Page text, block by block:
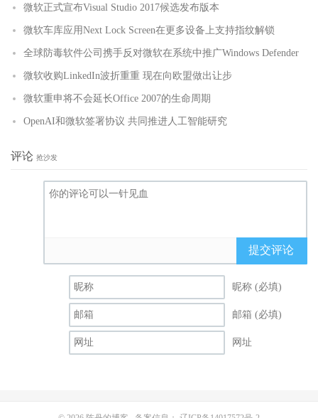
微软正式宣布Visual Studio 2017候选发布版本
微软车库应用Next Lock Screen在更多设备上支持指纹解锁
全球防毒软件公司携手反对微软在系统中推广Windows Defender
微软收购LinkedIn波折重重 现在向欧盟做出让步
微软重申将不会延长Office 2007的生命周期
OpenAI和微软签署协议 共同推进人工智能研究
评论 抢沙发
提交评论
昵称 (必填)
邮箱 (必填)
网址